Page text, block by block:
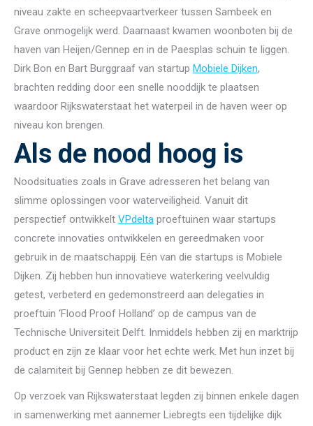
niveau zakte en scheepvaartverkeer tussen Sambeek en
Grave onmogelijk werd. Daarnaast kwamen woonboten bij de
haven van Heijen/Gennep en in de Paesplas schuin te liggen.
Dirk Bon en Bart Burggraaf van startup Mobiele Dijken,
brachten redding door een snelle nooddijk te plaatsen
waardoor Rijkswaterstaat het waterpeil in de haven weer op
niveau kon brengen.
Als de nood hoog is
Noodsituaties zoals in Grave adresseren het belang van
slimme oplossingen voor waterveiligheid. Vanuit dit
perspectief ontwikkelt VPdelta proeftuinen waar startups
concrete innovaties ontwikkelen en gereedmaken voor
gebruik in de maatschappij. Eén van die startups is Mobiele
Dijken. Zij hebben hun innovatieve waterkering veelvuldig
getest, verbeterd en gedemonstreerd aan delegaties in
proeftuin ‘Flood Proof Holland’ op de campus van de
Technische Universiteit Delft. Inmiddels hebben zij en marktrijp
product en zijn ze klaar voor het echte werk. Met hun inzet bij
de calamiteit bij Gennep hebben ze dit bewezen.
Op verzoek van Rijkswaterstaat legden zij binnen enkele dagen
in samenwerking met aannemer Liebregts een tijdelijke dijk